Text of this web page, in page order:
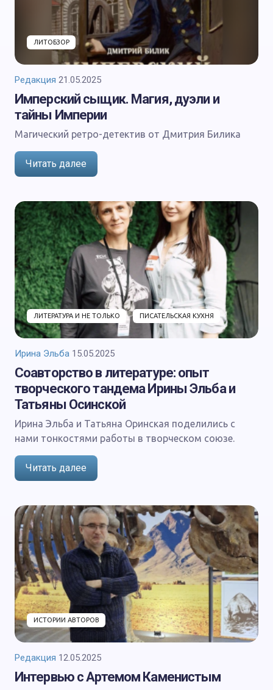
ЛИТОБЗОР
Редакция 21.05.2025
Имперский сыщик. Магия, дуэли и
тайны Империи
Магический ретро-детектив от Дмитрия Билика
Читать далее
ЛИТЕРАТУРА И НЕ ТОЛЬКО ПИСАТЕЛЬСКАЯ КУХНЯ
Ирина Эльба 15.05.2025
Соавторство в литературе: опыт
творческого тандема Ирины Эльба и
Татьяны Осинской
Ирина Эльба и Татьяна Оринская поделились с
нами тонкостями работы в творческом союзе.
Читать далее
ИСТОРИИ АВТОРОВ
Редакция 12.05.2025
Интервью с Артемом Каменистым